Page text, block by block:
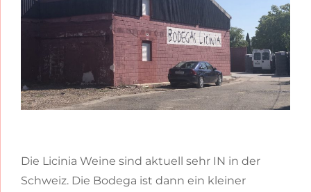
Die Licinia Weine sind aktuell sehr IN in der
Schweiz. Die Bodega ist dann ein kleiner